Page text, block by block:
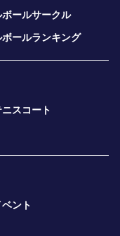
ボールサークル
ボールランキング
スコート
ント